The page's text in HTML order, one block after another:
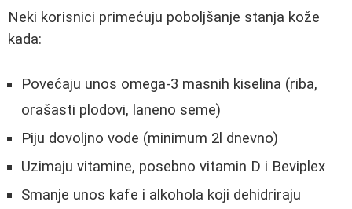
Neki korisnici primećuju poboljšanje stanja kože
kada:
Povećaju unos omega-3 masnih kiselina (riba,
orašasti plodovi, laneno seme)
Piju dovoljno vode (minimum 2l dnevno)
Uzimaju vitamine, posebno vitamin D i Beviplex
Smanje unos kafe i alkohola koji dehidriraju